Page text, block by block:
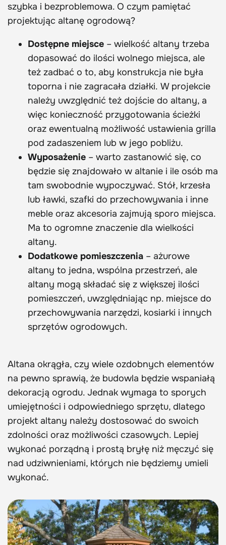
szybka i bezproblemowa. O czym pamiętać
projektując altanę ogrodową?
Dostępne miejsce – wielkość altany trzeba
dopasować do ilości wolnego miejsca, ale
też zadbać o to, aby konstrukcja nie była
toporna i nie zagracała działki. W projekcie
należy uwzględnić też dojście do altany, a
więc konieczność przygotowania ścieżki
oraz ewentualną możliwość ustawienia grilla
pod zadaszeniem lub w jego pobliżu.
Wyposażenie – warto zastanowić się, co
będzie się znajdowało w altanie i ile osób ma
tam swobodnie wypoczywać. Stół, krzesła
lub ławki, szafki do przechowywania i inne
meble oraz akcesoria zajmują sporo miejsca.
Ma to ogromne znaczenie dla wielkości
altany.
Dodatkowe pomieszczenia – ażurowe
altany to jedna, wspólna przestrzeń, ale
altany mogą składać się z większej ilości
pomieszczeń, uwzględniając np. miejsce do
przechowywania narzędzi, kosiarki i innych
sprzętów ogrodowych.
Altana okrągła, czy wiele ozdobnych elementów
na pewno sprawią, że budowla będzie wspaniałą
dekoracją ogrodu. Jednak wymaga to sporych
umiejętności i odpowiedniego sprzętu, dlatego
projekt altany należy dostosować do swoich
zdolności oraz możliwości czasowych. Lepiej
wykonać porządną i prostą bryłę niż męczyć się
nad udziwnieniami, których nie będziemy umieli
wykonać.